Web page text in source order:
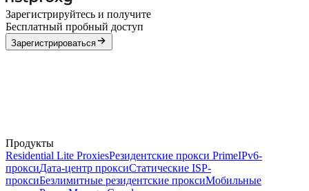
Зарегистрируйтесь и получите
Бесплатный пробный доступ
Зарегистрироваться
Продукты
Residential Lite ProxiesРезидентские прокси PrimeIPv6-
проксиДата-центр проксиСтатические ISP-
проксиБезлимитные резидентские проксиМобильные